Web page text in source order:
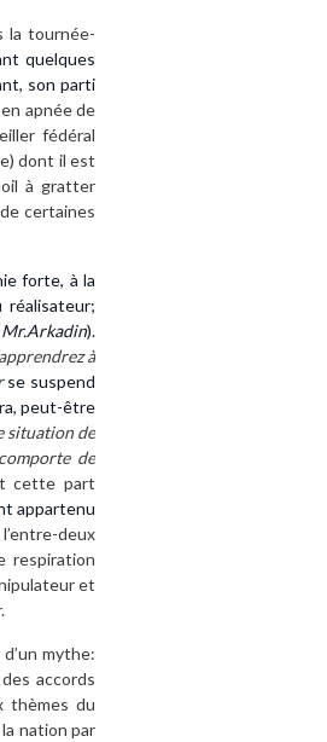
la tournée-
quelques
son parti
apnée de
fédéral
dont il est
à gratter
certaines
forte, à la
).
à
se suspend
peut-être
situationde
de
cette part
appartenu
deux
respiration
et
mythe:
accords
thèmes du
nation par